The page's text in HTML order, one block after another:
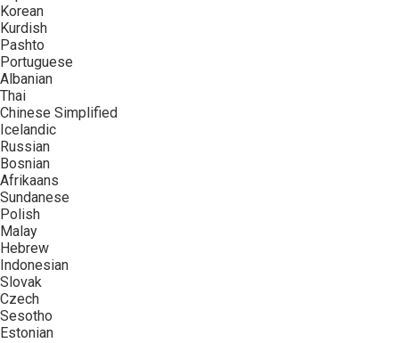
Korean
Kurdish
Pashto
Portuguese
Albanian
Thai
Chinese Simplified
Icelandic
Russian
Bosnian
Afrikaans
Sundanese
Polish
Malay
Hebrew
Indonesian
Slovak
Czech
Sesotho
Estonian